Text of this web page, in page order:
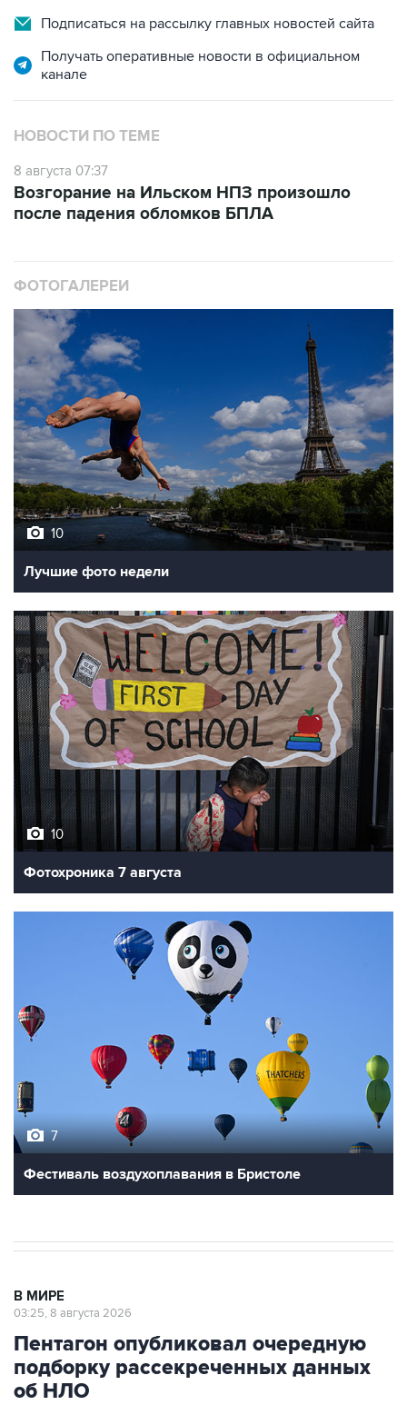
Получать оперативные новости в официальном
НОВОСТИ ПО ТЕМЕ
8 августа 07:37
после падения обломков БПЛА
10
Лучшие фото недели
10
Фотохроника 7 августа
Фестиваль воздухоплавания в Бристоле
Пентагон опубликовал очередную
подборку рассекреченных данных
об НЛО
Москва. 8 августа. INTERFAX.RU - Пентагон